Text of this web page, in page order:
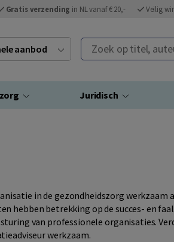
Gratis verzending in NL vanaf € 20,- Veilig
aanbod Zoek op titel, auteur,
Juridisch
in de gezondheidszorg werkzaam
hebben betrekking op de succes- en
van professionele organisaties.
werkzaam.